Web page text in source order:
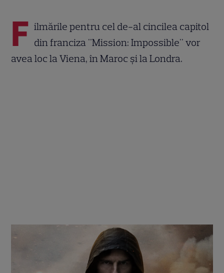
F ilmările pentru cel de-al cincilea capitol
din franciza "Mission: Impossible" vor
avea loc la Viena, în Maroc şi la Londra.